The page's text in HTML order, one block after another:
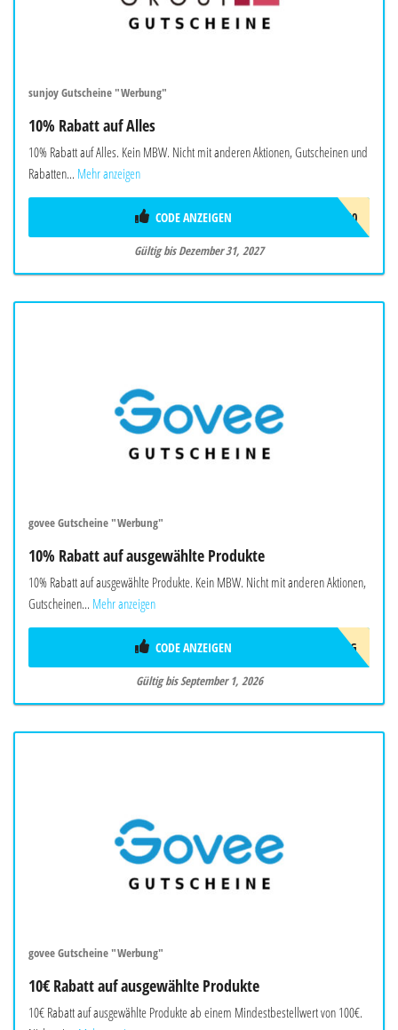
sunjoy Gutscheine "Werbung"
10% Rabatt auf Alles
10% Rabatt auf Alles. Kein MBW. Nicht mit anderen Aktionen, Gutscheinen und
Rabatten... Mehr anzeigen
SUNJOYEU10
CODE ANZEIGEN
Gültig bis Dezember 31, 2027
govee Gutscheine "Werbung"
10% Rabatt auf ausgewählte Produkte
10% Rabatt auf ausgewählte Produkte. Kein MBW. Nicht mit anderen Aktionen,
Gutscheinen... Mehr anzeigen
AFF10AUG
CODE ANZEIGEN
Gültig bis September 1, 2026
govee Gutscheine "Werbung"
10€ Rabatt auf ausgewählte Produkte
10€ Rabatt auf ausgewählte Produkte ab einem Mindestbestellwert von 100€.